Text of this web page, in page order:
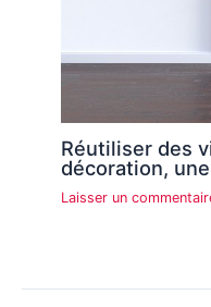
Réutiliser des
décoration,
Laisser un